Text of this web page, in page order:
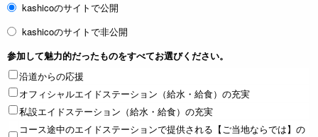
kashicoのサイトで公開
kashicoのサイトで非公開
参加して魅力的だったものをすべてお選びください。
沿道からの応援
オフィシャルエイドステーション（給水・給食）の充実
私設エイドステーション（給水・給食）の充実
コース途中のエイドステーションで提供される【ご当地ならでは】の